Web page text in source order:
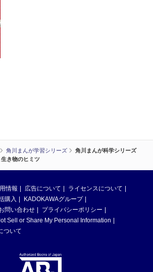
角川まんが学習シリーズ
角川まんが科学シリーズ
き物のヒミツ
情報 広告について
ライセンスについて
購入
KADOKAWAグループ
問い合わせ
プライバシーポリシー
Sell or Share My Personal Information
ついて